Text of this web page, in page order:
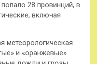
28 провинций, в
включая
метеорологическая
и «оранжевые»